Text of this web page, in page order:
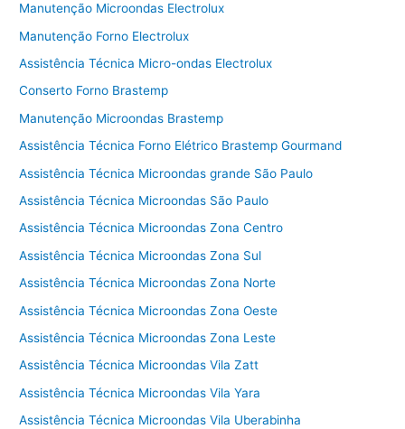
Manutenção Microondas Electrolux
Manutenção Forno Electrolux
Assistência Técnica Micro-ondas Electrolux
Conserto Forno Brastemp
Manutenção Microondas Brastemp
Assistência Técnica Forno Elétrico Brastemp Gourmand
Assistência Técnica Microondas grande São Paulo
Assistência Técnica Microondas São Paulo
Assistência Técnica Microondas Zona Centro
Assistência Técnica Microondas Zona Sul
Assistência Técnica Microondas Zona Norte
Assistência Técnica Microondas Zona Oeste
Assistência Técnica Microondas Zona Leste
Assistência Técnica Microondas Vila Zatt
Assistência Técnica Microondas Vila Yara
Assistência Técnica Microondas Vila Uberabinha